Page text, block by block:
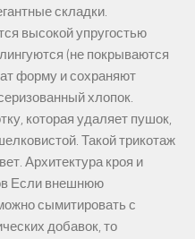
складки.
высокой упругостью
(не покрываются
форму и сохраняют
хлопок.
которая удаляет пушок,
Такой трикотаж
Архитектура кроя и
Если внешнюю
сымитировать с
добавок, то